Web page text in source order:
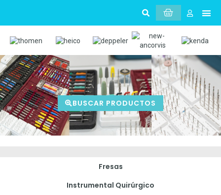
BUSCAR PRODUCTOS
Fresas
Instrumental Quirúrgico